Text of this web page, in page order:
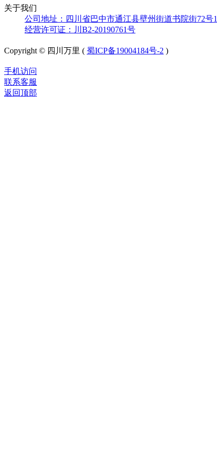
关于我们
公司地址：四川省巴中市通江县壁州街道书院街72号
经营许可证：川B2-20190761号
Copyright © 四川万里 ( 蜀ICP备19004184号-2 )
手机访问
联系客服
返回顶部